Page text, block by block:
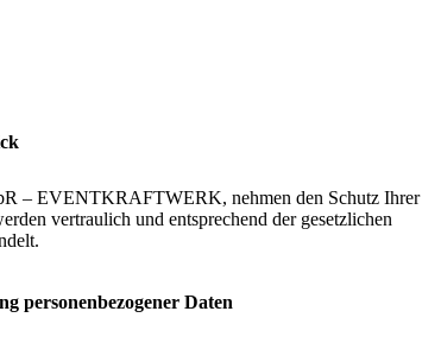
– EVENTKRAFTWERK, nehmen den Schutz Ihrer
vertraulich und entsprechend der gesetzlichen
personenbezogener Daten